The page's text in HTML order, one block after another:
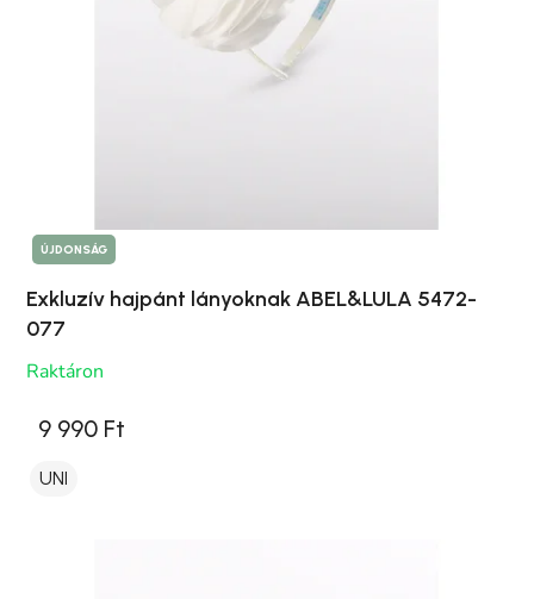
ÚJDONSÁG
Exkluzív hajpánt lányoknak ABEL&LULA 5472-
077
Raktáron
9 990 Ft
UNI